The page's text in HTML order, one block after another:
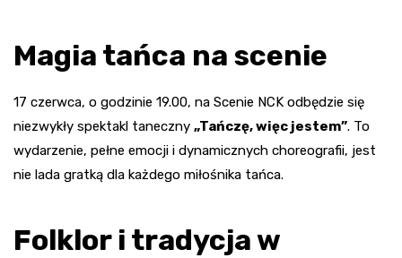
Magia tańca na scenie
17 czerwca, o godzinie 19.00, na Scenie NCK odbędzie się
niezwykły spektakl taneczny „Tańczę, więc jestem”. To
wydarzenie, pełne emocji i dynamicznych choreografii, jest
nie lada gratką dla każdego miłośnika tańca.
Folklor i tradycja w